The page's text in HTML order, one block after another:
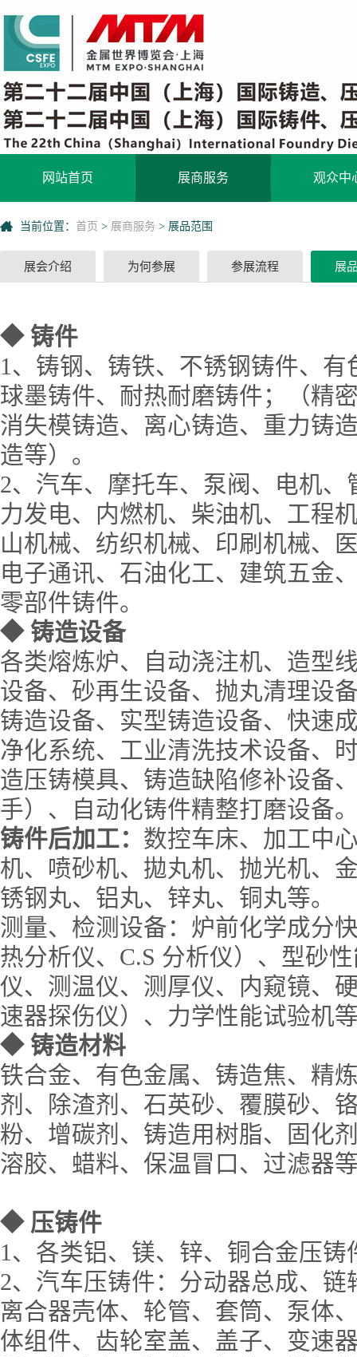
网站首页 展商服务 观众中
当前位置： 首页 > 展商服务 > 展品范围
展会介绍 为何参展 参展流程 展
◆ 铸件
1、铸钢、铸铁、不锈钢铸件、
球墨铸件、耐热耐磨铸件；（精
消失模铸造、离心铸造、重力铸
造等）。
2、汽车、摩托车、泵阀、电机
力发电、内燃机、柴油机、工程
山机械、纺织机械、印刷机械、
电子通讯、石油化工、建筑五金
零部件铸件。
◆ 铸造设备
各类熔炼炉、自动浇注机、造型
设备、砂再生设备、抛丸清理设
铸造设备、实型铸造设备、快速
净化系统、工业清洗技术设备、
造压铸模具、铸造缺陷修补设备
手）、自动化铸件精整打磨设备
铸件后加工： 数控车床、加工中
机、喷砂机、拋丸机、抛光机、
锈钢丸、铝丸、锌丸、铜丸等。
测量、检测设备：炉前化学成分
热分析仪、C.S 分析仪）、型砂
仪、测温仪、测厚仪、内窥镜、
速器探伤仪）、力学性能试验机
◆ 铸造材料
铁合金、有色金属、铸造焦、精
剂、除渣剂、石英砂、覆膜砂、
粉、增碳剂、铸造用树脂、固化
溶胶、蜡料、保温冒口、过滤器
◆ 压铸件
1、各类铝、镁、锌、铜合金压铸
2、汽车压铸件：分动器总成、
离合器壳体、轮管、套筒、泵体
体组件、齿轮室盖、盖子、变速